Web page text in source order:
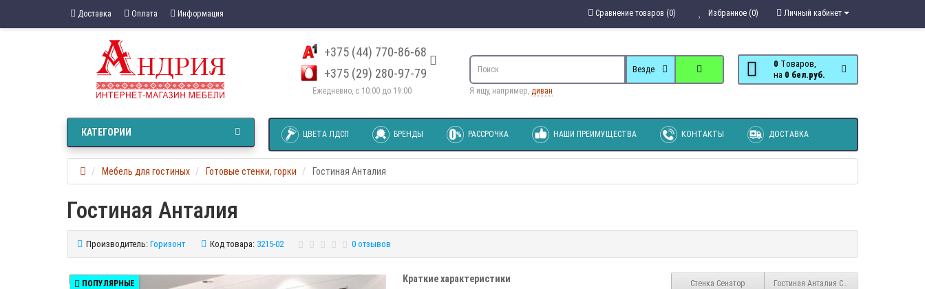
Доставка Оплата Информация Личный кабинет
Избранное (0)
Сравнение товаров (0)
+375 (44) 770-86-68
+375 (29) 280-97-79
Ежедневно, с 10:00 до 19:00
0 Tоваров,
на
0 бел.руб.
Везде
Я ищу, например, диван
ЦВЕТА ЛДСП БРЕНДЫ РАССРОЧКА НАШИ ПРЕИМУЩЕСТВА КОНТАКТЫ ДОСТАВКА
КАТЕГОРИИ
Мебель для гостиных Готовые стенки, горки Гостиная Анталия
Гостиная Анталия
Производитель: Горизонт Код товара: 3215-02 0 отзывов
ПОПУЛЯРНЫЕ Краткие характеристики Стенка Сенатор Гостиная Анталия Сонома полная